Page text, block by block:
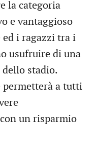
la categoria
e vantaggioso
ed i ragazzi tra i
usufruire di una
stadio.
permetterà a tutti
un risparmio